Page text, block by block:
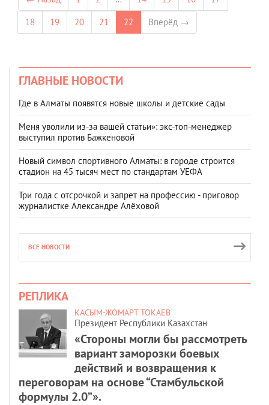
18
19 20 21 22 Вперёд →
ГЛАВНЫЕ НОВОСТИ
Где в Алматы появятся новые школы и детские сады
Меня уволили из-за вашей статьи»: экс-топ-менеджер
выступил против Бажкеновой
Новый символ спортивного Алматы: в городе строится
стадион на 45 тысяч мест по стандартам УЕФА
Три года с отсрочкой и запрет на профессию - приговор
журналистке Александре Алёховой
ВСЕ НОВОСТИ
РЕПЛИКА
КАСЫМ-ЖОМАРТ ТОКАЕВ
Президент Республики Казахстан
«Стороны могли бы рассмотреть
вариант заморозки боевых
действий и возвращения к
переговорам на основе “Стамбульской
формулы 2.0”».